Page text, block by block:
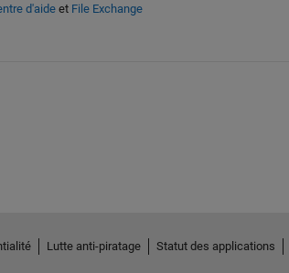
d'aideet File Exchange
Lutte anti-piratage Statut des applications